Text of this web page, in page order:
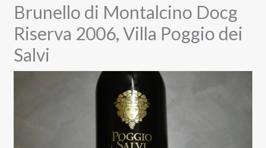
Brunello di Montalcino Docg
Riserva 2006, Villa Poggio dei
Salvi